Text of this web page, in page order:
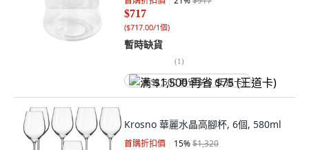
$717
($717.00/1個)
暫時缺貨
(1)
满 $1,500 再省 $75 (王道卡)
Krosno 華麗水晶高腳杯, 6個, 580ml
首購折扣價 15%$1,320